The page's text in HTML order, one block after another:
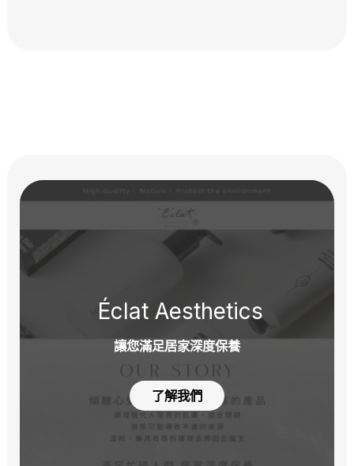
Éclat Aesthetics
讓您滿足居家深度保養
了解我們